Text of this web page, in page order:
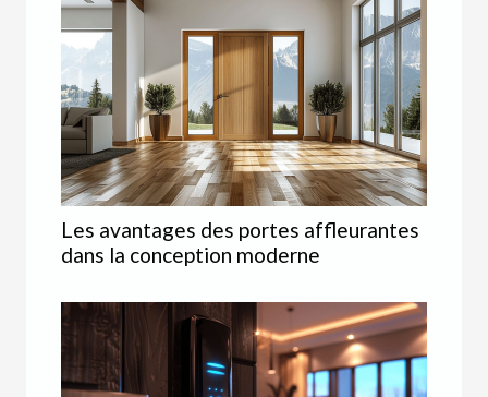
Les avantages des portes affleurantes
dans la conception moderne